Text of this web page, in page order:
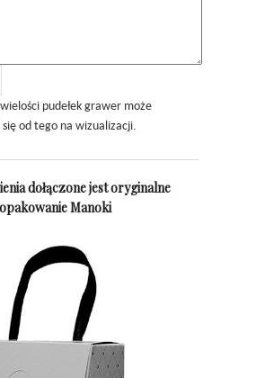
pudełek grawer może
od tego na wizualizacji.
dołączone jest oryginalne
opakowanie Manoki